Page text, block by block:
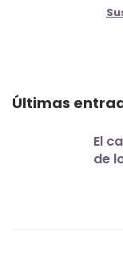
Últimas
El
de